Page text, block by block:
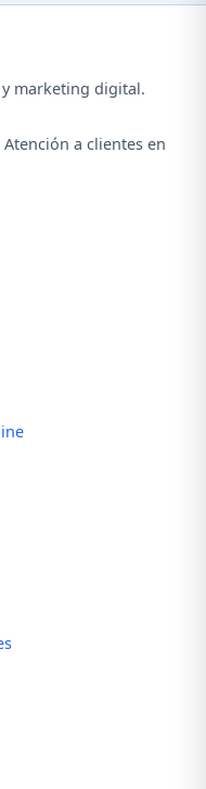
marketing digital.
a clientes en